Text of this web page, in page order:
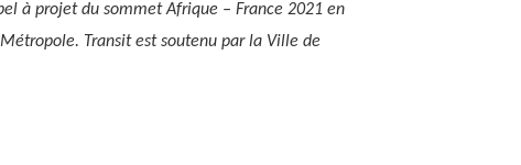
à projet du sommet Afrique – France 2021 en
Transit est soutenu par la Ville de